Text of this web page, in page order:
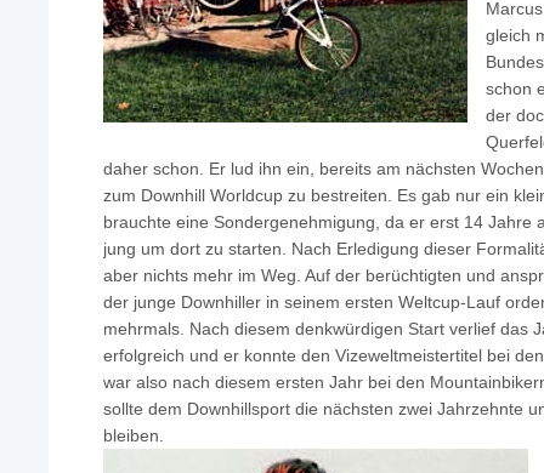
gleich
schon
der
daher schon. Er lud ihn ein, bereits am nächsten
zum Downhill Worldcup zu bestreiten. Es gab nur ein
brauchte eine Sondergenehmigung, da er erst 14 Jahre
jung um dort zu starten. Nach Erledigung dieser
aber nichts mehr im Weg. Auf der berüchtigten und
der junge Downhiller in seinem ersten Weltcup-Lauf
mehrmals. Nach diesem denkwürdigen Start verlief das
erfolgreich und er konnte den Vizeweltmeistertitel bei
war also nach diesem ersten Jahr bei den
sollte dem Downhillsport die nächsten zwei Jahrzehnte
bleiben.